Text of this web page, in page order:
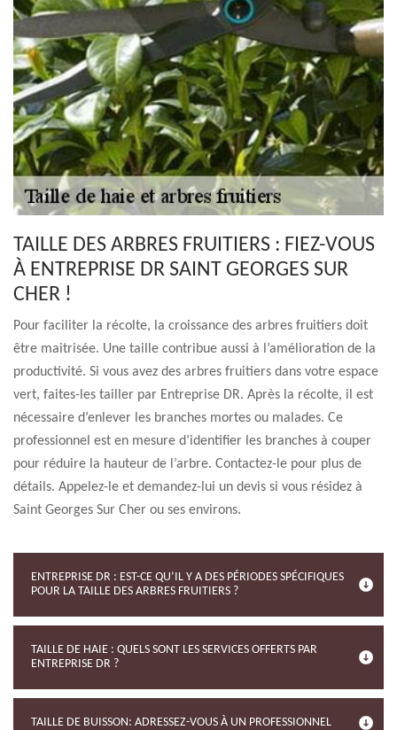
TAILLE DES ARBRES FRUITIERS : FIEZ-VOUS
À ENTREPRISE DR SAINT GEORGES SUR
CHER !
Pour faciliter la récolte, la croissance des arbres fruitiers doit
être maitrisée. Une taille contribue aussi à l’amélioration de la
productivité. Si vous avez des arbres fruitiers dans votre espace
vert, faites-les tailler par Entreprise DR. Après la récolte, il est
nécessaire d’enlever les branches mortes ou malades. Ce
professionnel est en mesure d’identifier les branches à couper
pour réduire la hauteur de l’arbre. Contactez-le pour plus de
détails. Appelez-le et demandez-lui un devis si vous résidez à
Saint Georges Sur Cher ou ses environs.
ENTREPRISE DR : EST-CE QU’IL Y A DES PÉRIODES SPÉCIFIQUES
POUR LA TAILLE DES ARBRES FRUITIERS ?
TAILLE DE HAIE : QUELS SONT LES SERVICES OFFERTS PAR
ENTREPRISE DR ?
TAILLE DE BUISSON: ADRESSEZ-VOUS À UN PROFESSIONNEL